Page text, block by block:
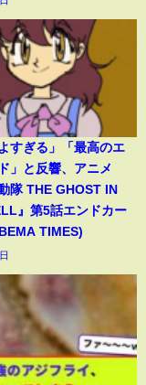
すぎる」「最高のエ
」と反響、アニメ
隊 THE GHOST IN
』第5話エンドカー
TIMES)